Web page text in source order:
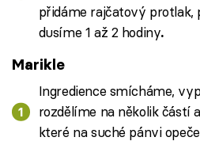
přidáme rajčatový protlak,
dusíme 1 až 2 hodiny.
Marikle
Ingredience smícháme,
rozdělíme na několik částí
které na suché pánvi